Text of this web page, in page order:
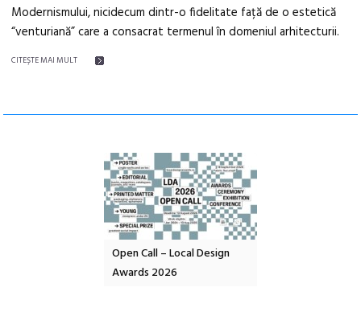
Modernismului, nicidecum dintr-o fidelitate față de o estetică
“venturiană” care a consacrat termenul în domeniul arhitecturii.
CITEŞTE MAI MULT
Open Call – Local Design
Awards 2026